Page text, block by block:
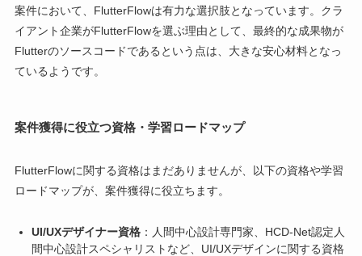
案件において、FlutterFlowは有力な選択肢となっています。クラ
イアント企業がFlutterFlowを選ぶ理由として、最終的な成果物が
Flutterのソースコードであるという点は、大きな安心材料となっ
ているようです。
案件獲得に役立つ資格・学習ロードマップ
FlutterFlowに関する資格はまだありませんが、以下の資格や学習
ロードマップが、案件獲得に役立ちます。
UI/UXデザイナー資格：人間中心設計専門家、HCD-Net認定人
間中心設計スペシャリストなど、UI/UXデザインに関する資格